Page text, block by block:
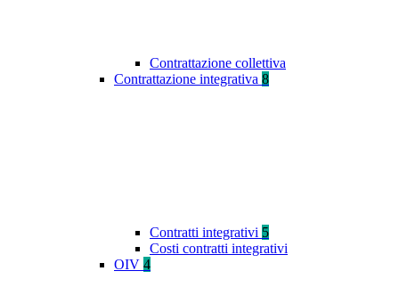
Contrattazione collettiva
Contrattazione integrativa 8
Contratti integrativi 5
Costi contratti integrativi
OIV 4